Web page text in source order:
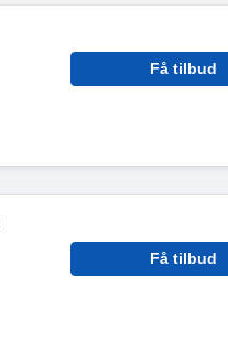
Få tilbud
Få tilbud